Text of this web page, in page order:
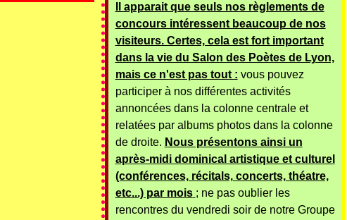
Il apparait que seuls nos règlements de
concours intéressent beaucoup de nos
visiteurs. Certes, cela est fort important
dans la vie du Salon des Poètes de Lyon,
mais ce n'est pas tout : vous pouvez
participer à nos différentes activités
annoncées dans la colonne centrale et
relatées par albums photos dans la colonne
de droite. Nous présentons ainsi un
après-midi dominical artistique et culturel
(conférences, récitals, concerts, théatre,
etc...) par mois ; ne pas oublier les
rencontres du vendredi soir de notre Groupe